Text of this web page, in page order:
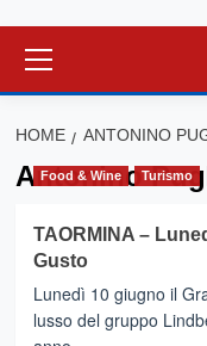
principale
HOME ANTONINO
Antonino
Food & Wine Turismo
TAORMINA –
Gusto
Lunedì 10 giugno il
lusso del gruppo